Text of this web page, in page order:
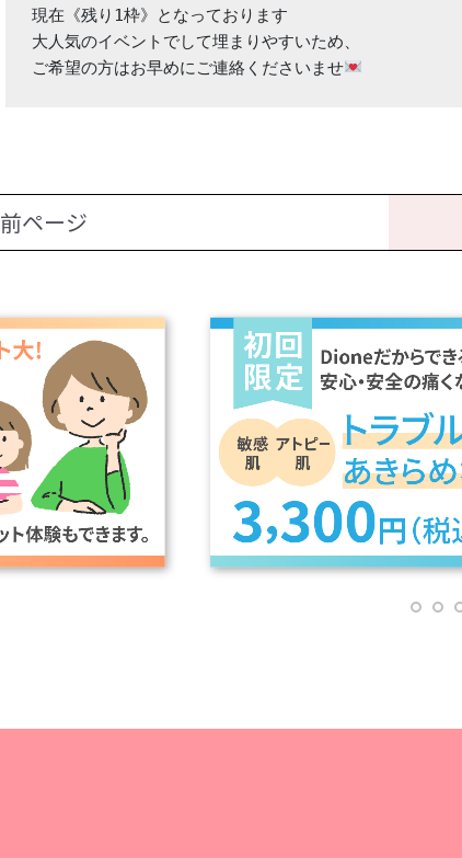
現在《残り1枠》となっております
大人気のイベントでして埋まりやすいため、
ご希望の方はお早めにご連絡くださいませ
前ページ